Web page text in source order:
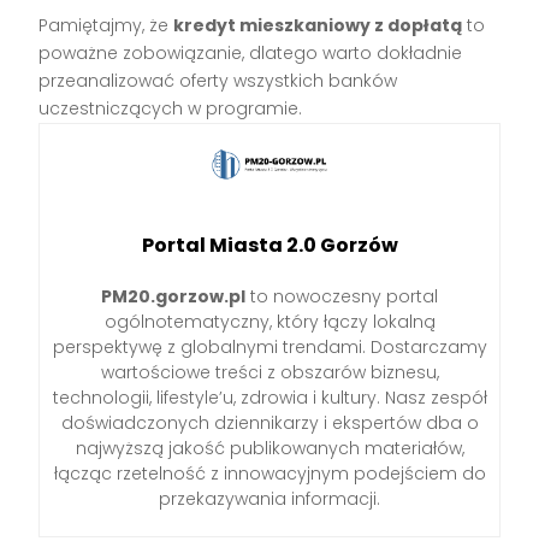
Pamiętajmy, że kredyt mieszkaniowy z dopłatą to
poważne zobowiązanie, dlatego warto dokładnie
przeanalizować oferty wszystkich banków
uczestniczących w programie.
Portal Miasta 2.0 Gorzów
PM20.gorzow.pl to nowoczesny portal
ogólnotematyczny, który łączy lokalną
perspektywę z globalnymi trendami. Dostarczamy
wartościowe treści z obszarów biznesu,
technologii, lifestyle’u, zdrowia i kultury. Nasz zespół
doświadczonych dziennikarzy i ekspertów dba o
najwyższą jakość publikowanych materiałów,
łącząc rzetelność z innowacyjnym podejściem do
przekazywania informacji.